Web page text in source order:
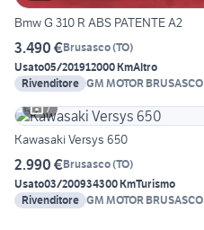
Bmw G 310 R ABS PATENTE A2
3.490 €Brusasco(TO)
Usato05/201912000 KmAltro
Rivenditore GM MOTOR BRUSASCO
7
Kawasaki Versys 650
2.990 €Brusasco(TO)
Usato03/200934300 KmTurismo
Rivenditore GM MOTOR BRUSASCO